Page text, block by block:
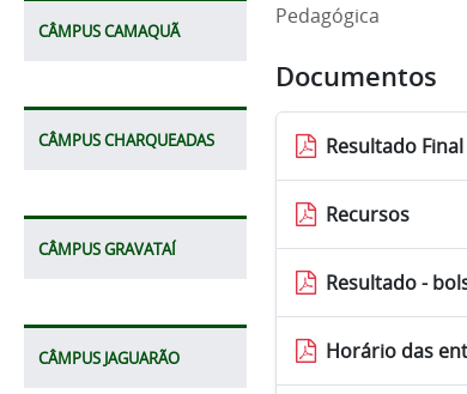
CÂMPUS CAMAQUÃ
CÂMPUS CHARQUEADAS
CÂMPUS GRAVATAÍ
CÂMPUS JAGUARÃO
Pedagógica
Documentos
Resultado Final
Recursos
Resultado -
Horário das